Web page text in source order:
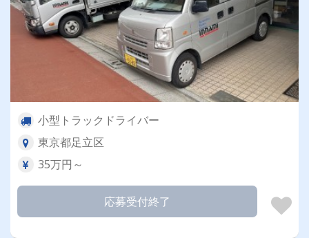
小型トラックドライバー
東京都足立区
35万円～
応募受付終了